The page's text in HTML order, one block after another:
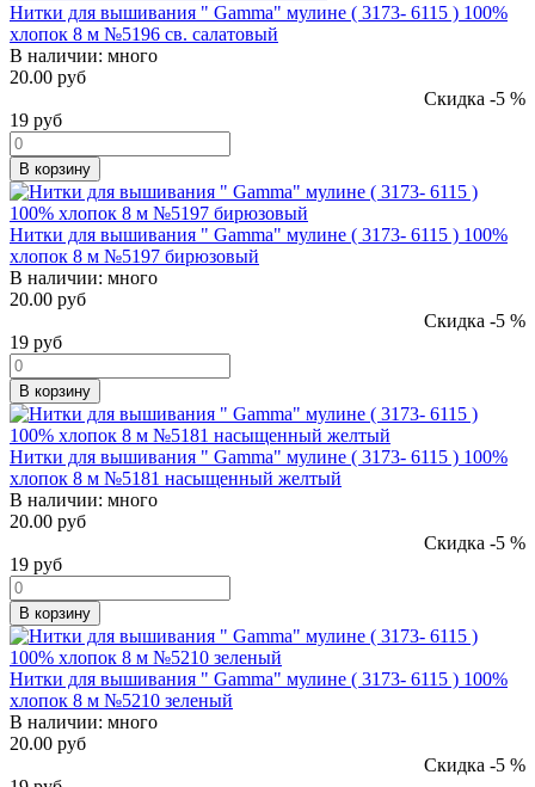
Нитки для вышивания " Gamma" мулине ( 3173- 6115 ) 100%
хлопок 8 м №5196 св. салатовый
В наличии: много
20.00 руб
Скидка -5 %
19 руб
В корзину
Нитки для вышивания " Gamma" мулине ( 3173- 6115 ) 100%
хлопок 8 м №5197 бирюзовый
В наличии: много
20.00 руб
Скидка -5 %
19 руб
В корзину
Нитки для вышивания " Gamma" мулине ( 3173- 6115 ) 100%
хлопок 8 м №5181 насыщенный желтый
В наличии: много
20.00 руб
Скидка -5 %
19 руб
В корзину
Нитки для вышивания " Gamma" мулине ( 3173- 6115 ) 100%
хлопок 8 м №5210 зеленый
В наличии: много
20.00 руб
Скидка -5 %